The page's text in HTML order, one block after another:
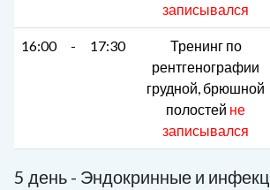
записывался
16:00 - 17:30
Тренинг по
рентгенографии
грудной, брюшной
полостей не
записывался
5 день - Эндокринные и